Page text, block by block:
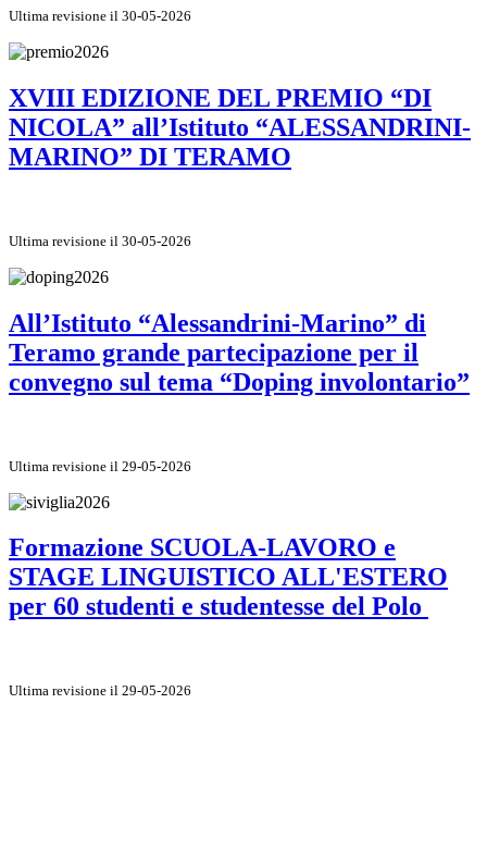
Ultima revisione il 30-05-2026
XVIII EDIZIONE DEL PREMIO “DI
NICOLA” all’Istituto “ALESSANDRINI-
MARINO” DI TERAMO
Ultima revisione il 30-05-2026
All’Istituto “Alessandrini-Marino” di
Teramo grande partecipazione per il
convegno sul tema “Doping involontario”
Ultima revisione il 29-05-2026
Formazione SCUOLA-LAVORO e
STAGE LINGUISTICO ALL'ESTERO
per 60 studenti e studentesse del Polo
Ultima revisione il 29-05-2026